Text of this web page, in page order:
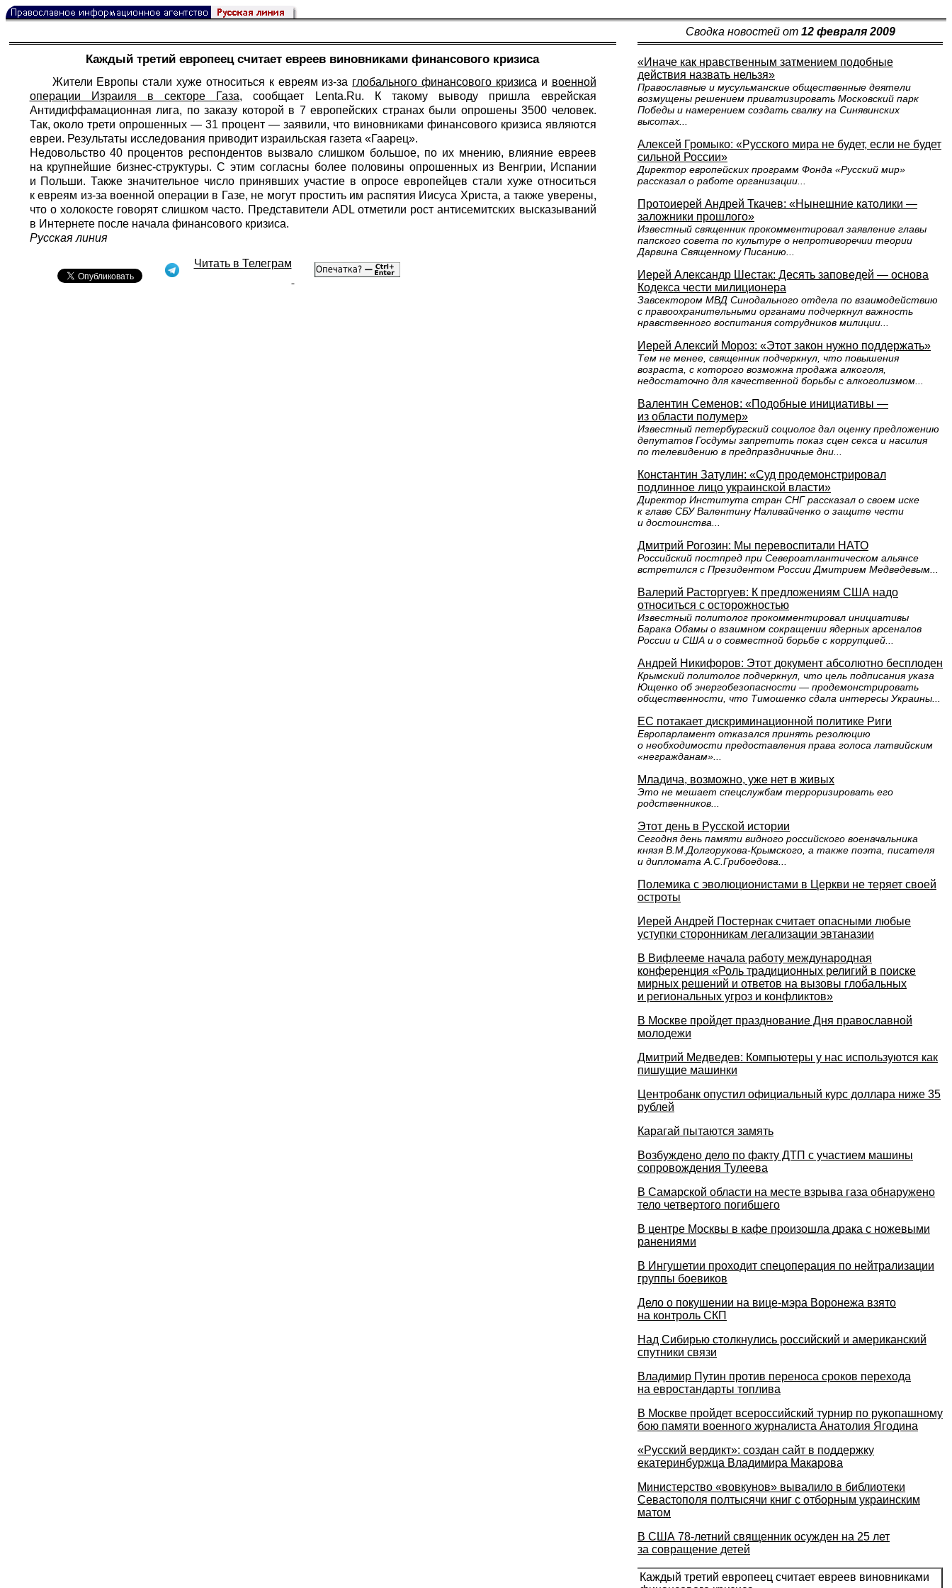
Сводка новостей от 12 февраля 2009
Каждый третий европеец считает евреев виновниками финансового кризиса
Жители Европы стали хуже относиться к евреям из-за глобального финансового кризиса и военной
операции Израиля в секторе Газа, сообщает Lenta.Ru. К такому выводу пришла еврейская
Антидиффамационная лига, по заказу которой в 7 европейских странах были опрошены 3500 человек.
Так, около трети опрошенных — 31 процент — заявили, что виновниками финансового кризиса являются
евреи. Результаты исследования приводит израильская газета «Гаарец».
Недовольство 40 процентов респондентов вызвало слишком большое, по их мнению, влияние евреев
на крупнейшие бизнес-структуры. С этим согласны более половины опрошенных из Венгрии, Испании
и Польши. Также значительное число принявших участие в опросе европейцев стали хуже относиться
к евреям из-за военной операции в Газе, не могут простить им распятия Иисуса Христа, а также уверены,
что о холокосте говорят слишком часто. Представители ADL отметили рост антисемитских высказываний
в Интернете после начала финансового кризиса.
Русская линия
Читать в Телеграм
«Иначе как нравственным затмением подобные
действия назвать нельзя»
Православные и мусульманские общественные деятели
возмущены решением приватизировать Московский парк
Победы и намерением создать свалку на Синявинских
высотах...
Алексей Громыко: «Русского мира не будет, если не будет
сильной России»
Директор европейских программ Фонда «Русский мир»
рассказал о работе организации...
Протоиерей Андрей Ткачев: «Нынешние католики —
заложники прошлого»
Известный священник прокомментировал заявление главы
папского совета по культуре о непротиворечии теории
Дарвина Священному Писанию...
Иерей Александр Шестак: Десять заповедей — основа
Кодекса чести милиционера
Завсектором МВД Синодального отдела по взаимодействию
с правоохранительными органами подчеркнул важность
нравственного воспитания сотрудников милиции...
Иерей Алексий Мороз: «Этот закон нужно поддержать»
Тем не менее, священник подчеркнул, что повышения
возраста, с которого возможна продажа алкоголя,
недостаточно для качественной борьбы с алкоголизмом...
Валентин Семенов: «Подобные инициативы —
из области полумер»
Известный петербургский социолог дал оценку предложению
депутатов Госдумы запретить показ сцен секса и насилия
по телевидению в предпраздничные дни...
Константин Затулин: «Суд продемонстрировал
подлинное лицо украинской власти»
Директор Института стран СНГ рассказал о своем иске
к главе СБУ Валентину Наливайченко о защите чести
и достоинства...
Дмитрий Рогозин: Мы перевоспитали НАТО
Российский постпред при Североатлантическом альянсе
встретился с Президентом России Дмитрием Медведевым...
Валерий Расторгуев: К предложениям США надо
относиться с осторожностью
Известный политолог прокомментировал инициативы
Барака Обамы о взаимном сокращении ядерных арсеналов
России и США и о совместной борьбе с коррупцией...
Андрей Никифоров: Этот документ абсолютно бесплоден
Крымский политолог подчеркнул, что цель подписания указа
Ющенко об энергобезопасности — продемонстрировать
общественности, что Тимошенко сдала интересы Украины...
ЕС потакает дискриминационной политике Риги
Европарламент отказался принять резолюцию
о необходимости предоставления права голоса латвийским
«негражданам»...
Младича, возможно, уже нет в живых
Это не мешает спецслужбам терроризировать его
родственников...
Этот день в Русской истории
Сегодня день памяти видного российского военачальника
князя В.М.Долгорукова-Крымского, а также поэта, писателя
и дипломата А.С.Грибоедова...
Полемика с эволюционистами в Церкви не теряет своей
остроты
Иерей Андрей Постернак считает опасными любые
уступки сторонникам легализации эвтаназии
В Вифлееме начала работу международная
конференция «Роль традиционных религий в поиске
мирных решений и ответов на вызовы глобальных
и региональных угроз и конфликтов»
В Москве пройдет празднование Дня православной
молодежи
Дмитрий Медведев: Компьютеры у нас используются как
пишущие машинки
Центробанк опустил официальный курс доллара ниже 35
рублей
Карагай пытаются замять
Возбуждено дело по факту ДТП с участием машины
сопровождения Тулеева
В Самарской области на месте взрыва газа обнаружено
тело четвертого погибшего
В центре Москвы в кафе произошла драка с ножевыми
ранениями
В Ингушетии проходит спецоперация по нейтрализации
группы боевиков
Дело о покушении на вице-мэра Воронежа взято
на контроль СКП
Над Сибирью столкнулись российский и американский
спутники связи
Владимир Путин против переноса сроков перехода
на евростандарты топлива
В Москве пройдет всероссийский турнир по рукопашному
бою памяти военного журналиста Анатолия Ягодина
«Русский вердикт»: создан сайт в поддержку
екатеринбуржца Владимира Макарова
Министерство «вовкунов» вывалило в библиотеки
Севастополя полтысячи книг с отборным украинским
матом
В США 78-летний священник осужден на 25 лет
за совращение детей
Каждый третий европеец считает евреев виновниками